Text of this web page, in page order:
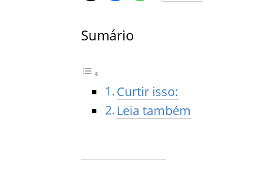
Sumário
Curtir isso:
Leia também